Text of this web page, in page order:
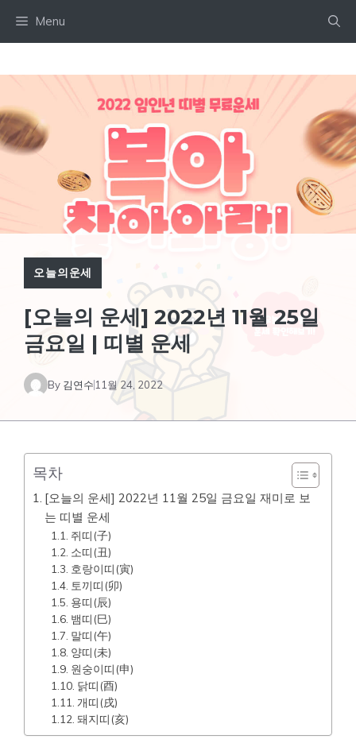
Menu
오늘의운세
[오늘의 운세] 2022년 11월 25일
금요일 | 띠별 운세
By 김연수 11월 24, 2022
목차
[오늘의 운세] 2022년 11월 25일 금요일 재미로 보
는 띠별 운세
쥐띠(子)
소띠(丑)
호랑이띠(寅)
토끼띠(卯)
용띠(辰)
뱀띠(巳)
말띠(午)
양띠(未)
원숭이띠(申)
닭띠(酉)
개띠(戌)
돼지띠(亥)